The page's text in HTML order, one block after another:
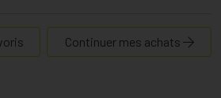
Continuer mes achats